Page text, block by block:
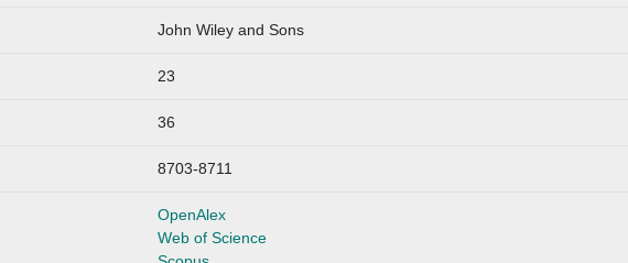
John Wiley and Sons
23
36
8703-8711
OpenAlex
Web of Science